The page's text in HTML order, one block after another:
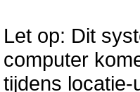
Let op: Dit
computer
tijdens